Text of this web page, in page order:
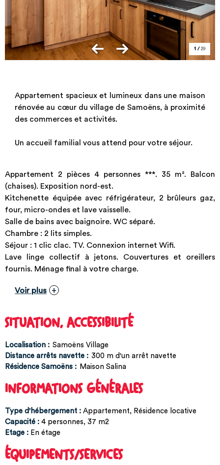
1 / 29
Appartement spacieux et lumineux dans une maison
rénovée au cœur du village de Samoëns, à proximité
des commerces et activités.
Un accueil familial vous attend pour votre séjour.
Appartement 2 pièces 4 personnes ***. 35 m². Balcon
(chaises). Exposition nord-est.
Kitchenette équipée avec réfrigérateur, 2 brûleurs gaz,
four, micro-ondes et lave vaisselle.
Salle de bains avec baignoire. WC séparé.
Chambre : 2 lits simples.
Séjour : 1 clic clac. TV. Connexion internet Wifi.
Lave linge collectif à jetons. Couvertures et oreillers
fournis. Ménage final à votre charge.
Voir plus
SITUATION, ACCESSIBILITÉ
Localisation : Samoëns Village
Distance arrêts navette : 300 m d'un arrêt navette
Résidence Samoëns : Maison Salina
INFORMATIONS GÉNÉRALES
Type d'hébergement : Appartement
Résidence locative
Capacité : 4 personnes 37 m2
Etage : En étage
ÉQUIPEMENTS/SERVICES